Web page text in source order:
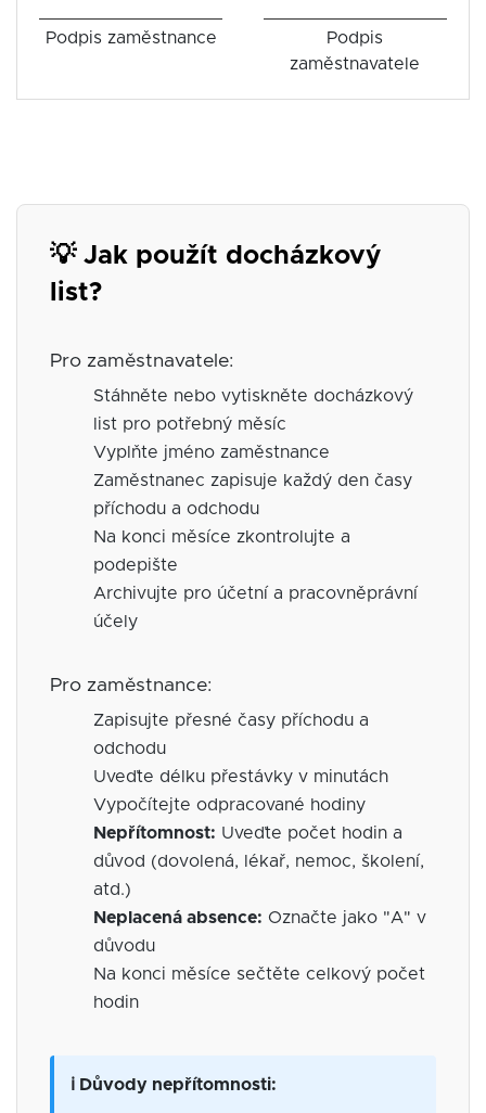
Podpis zaměstnance
Podpis
zaměstnavatele
💡 Jak použít docházkový
list?
Pro zaměstnavatele:
Stáhněte nebo vytiskněte docházkový
list pro potřebný měsíc
Vyplňte jméno zaměstnance
Zaměstnanec zapisuje každý den časy
příchodu a odchodu
Na konci měsíce zkontrolujte a
podepište
Archivujte pro účetní a pracovněprávní
účely
Pro zaměstnance:
Zapisujte přesné časy příchodu a
odchodu
Uveďte délku přestávky v minutách
Vypočítejte odpracované hodiny
Nepřítomnost: Uveďte počet hodin a
důvod (dovolená, lékař, nemoc, školení,
atd.)
Neplacená absence: Označte jako "A" v
důvodu
Na konci měsíce sečtěte celkový počet
hodin
ℹ️ Důvody nepřítomnosti: